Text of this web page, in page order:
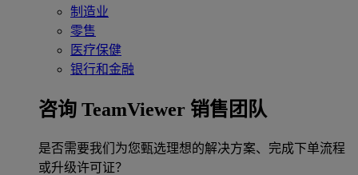
制造业
零售
医疗保健
银行和金融
咨询 TeamViewer 销售团队
是否需要我们为您甄选理想的解决方案、完成下单流程
或升级许可证？